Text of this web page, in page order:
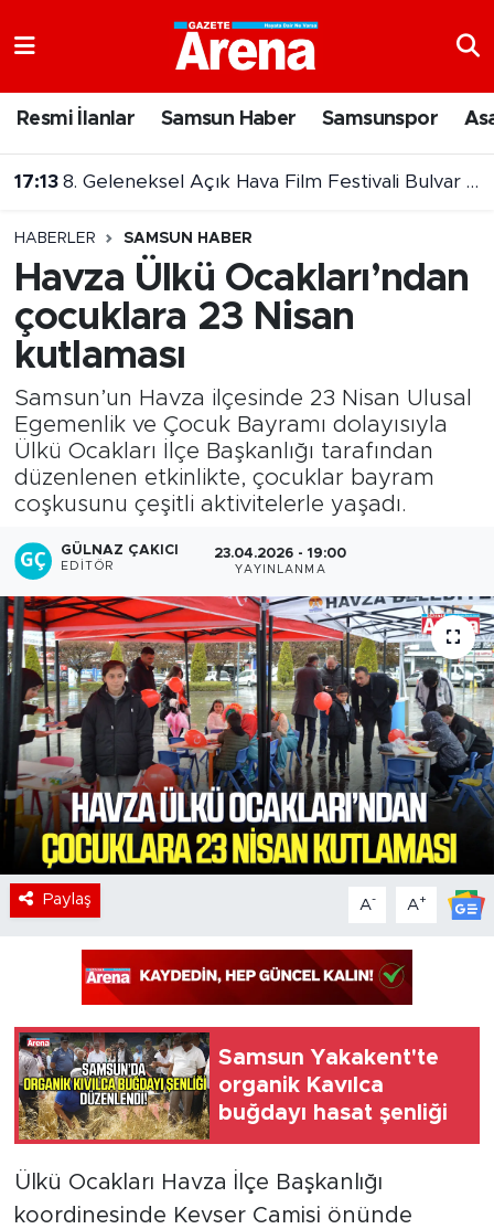
Resmi İlanlar Samsun Haber Samsunspor
HABERLER SAMSUN HABER
Havza Ülkü Ocakları’ndan
çocuklara 23 Nisan
kutlaması
Samsun’un Havza ilçesinde 23 Nisan Ulusal
Egemenlik ve Çocuk Bayramı dolayısıyla
Ülkü Ocakları İlçe Başkanlığı tarafından
düzenlenen etkinlikte, çocuklar bayram
coşkusunu çeşitli aktivitelerle yaşadı.
GÜLNAZ ÇAKICI
EDITÖR
23.04.2026 - 19:00
YAYINLANMA
Paylaş A- A+
Samsun Yakakent'te
organik Kavılca
buğdayı hasat şenliği
Ülkü Ocakları Havza İlçe Başkanlığı
koordinesinde Kevser Camisi önünde
Samsun Namaz Vakitleri
Trafik Durumu
Süper Lig Puan Durumu ve Fikstür
Tüm Manşetler
Son Dakika Haberleri
Haber Arşivi